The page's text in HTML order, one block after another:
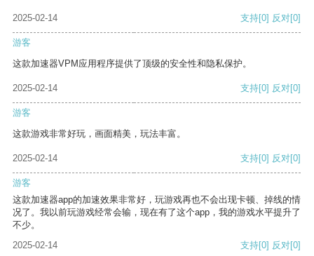
2025-02-14 支持[0] 反对[0]
游客
这款加速器VPM应用程序提供了顶级的安全性和隐私保护。
2025-02-14 支持[0] 反对[0]
游客
这款游戏非常好玩，画面精美，玩法丰富。
2025-02-14 支持[0] 反对[0]
游客
这款加速器app的加速效果非常好，玩游戏再也不会出现卡顿、掉线的情
况了。我以前玩游戏经常会输，现在有了这个app，我的游戏水平提升了
不少。
2025-02-14
支持[0] 反对[0]